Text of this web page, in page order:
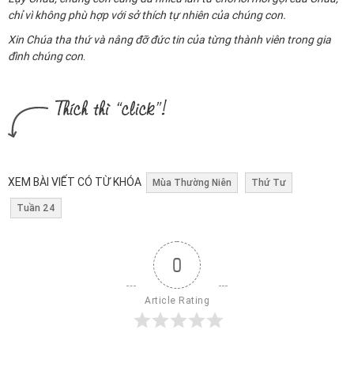
chỉ vì không phù hợp với sở thích tự nhiên của chúng con.
Xin Chúa tha thứ và nâng đỡ đức tin của từng thành viên trong gia
đình chúng con.
XEM BÀI VIẾT CÓ TỪ KHÓA Mùa Thường Niên Thứ Tư
Tuần 24
0
Article Rating